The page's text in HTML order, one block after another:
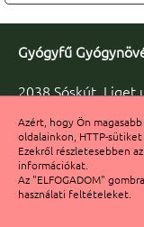
Azért, hogy Ön
oldalainkon, HTTP-sütiket
Ezekről részletesebben az
információkat.
Az "ELFOGADOM"
használati feltételeket.
Gyógyfű
2038 Sóskút, Liget
Fax: +36 23 347-
info@gyogyfu.hu
Számlaszám:
© 2017